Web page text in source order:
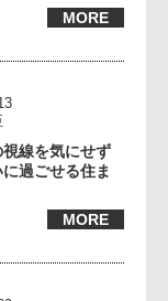
MORE
線を気にせず
過ごせる住ま
MORE